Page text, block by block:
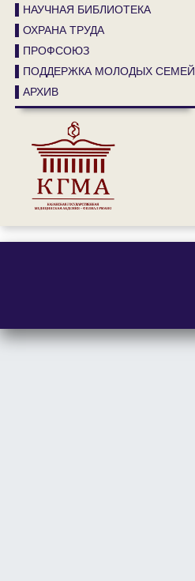
▌НАУЧНАЯ БИБЛИОТЕКА
▌ОХРАНА ТРУДА
▌ПРОФСОЮЗ
▌ПОДДЕРЖКА МОЛОДЫХ СЕМЕЙ
▌АРХИВ